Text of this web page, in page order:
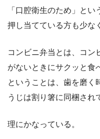
「口腔衛生のため」と
押し当てている方も少な
コンビニ弁当とは、コン
がないときにサクッと食
ということは、歯を磨く
うじは割り箸に同梱され
理にかなっている。